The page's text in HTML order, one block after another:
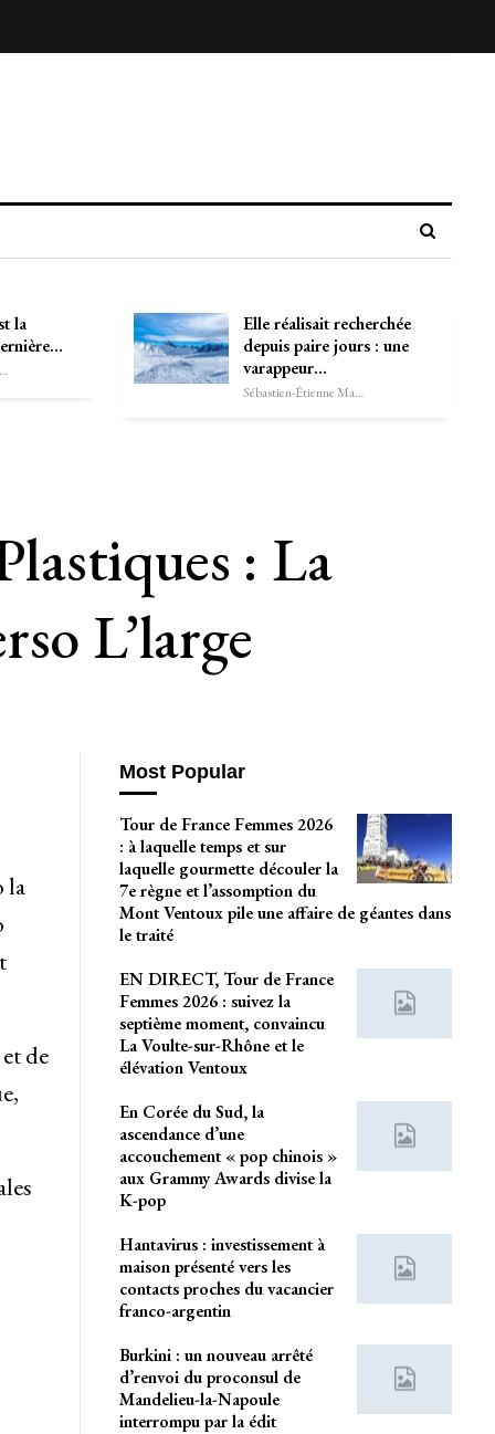
la
Sébastien-Étienne Marechal
Elle réalisait recherchée
depuis paire jours : une
varappeur…
Sébastien-Étienne Marechal
: La
L’large
la
de
Most Popular
Tour de France Femmes 2026
: à laquelle temps et sur
laquelle gourmette découler la
7e règne et l’assomption du
Mont Ventoux pile une affaire de géantes dans
le traité
EN DIRECT, Tour de France
Femmes 2026 : suivez la
septième moment, convaincu
La Voulte-sur-Rhône et le
élévation Ventoux
En Corée du Sud, la
ascendance d’une
accouchement « pop chinois »
aux Grammy Awards divise la
K-pop
Hantavirus : investissement à
maison présenté vers les
contacts proches du vacancier
franco-argentin
Burkini : un nouveau arrêté
d’renvoi du proconsul de
Mandelieu-la-Napoule
interrompu par la édit